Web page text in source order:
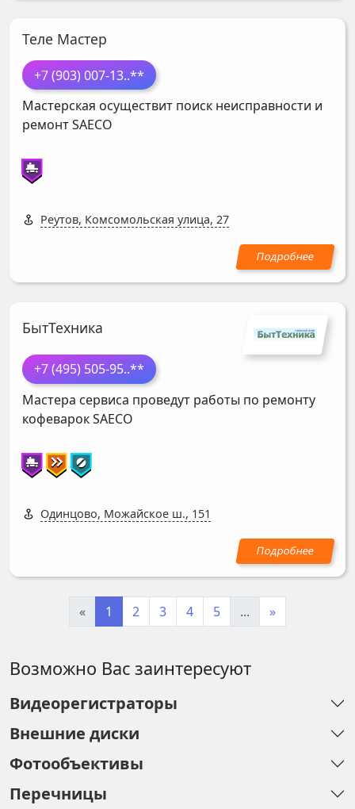
Теле Мастер
+7 (903) 007-13..**
Мастерская осуществит поиск неисправности и
ремонтSAECO
Реутов, Комсомольская улица, 27
БытТехника
+7 (495) 505-95..**
Мастера сервиса проведут работы по ремонту
кофеварокSAECO
Одинцово, Можайское ш., 151
« 1 2 3 4 5 ... »
Возможно Вас заинтересуют
Видеорегистраторы
Внешние диски
Фотообъективы
Перечницы